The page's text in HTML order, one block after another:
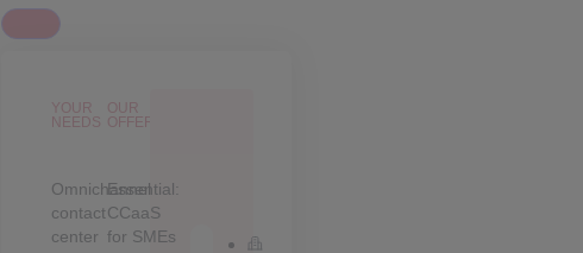
YOUR
NEEDS
Omnichannel
contact
center
OUR
OFFERS
Essential:
CCaaS
for SMEs